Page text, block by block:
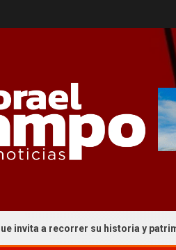
su historia y patrimonio